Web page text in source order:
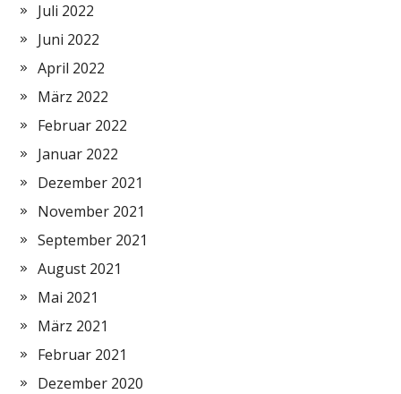
Juli 2022
Juni 2022
April 2022
März 2022
Februar 2022
Januar 2022
Dezember 2021
November 2021
September 2021
August 2021
Mai 2021
März 2021
Februar 2021
Dezember 2020